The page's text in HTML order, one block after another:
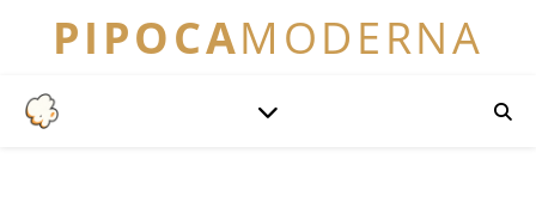
PIPOCAMODERNA